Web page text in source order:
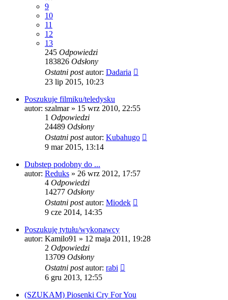
9
10
11
12
13
245 Odpowiedzi
183826 Odsłony
Ostatni postautor: Dadaria
23 lip 2015, 10:23
Poszukuje filmiku/teledysku
autor: szalmar» 15 wrz 2010, 22:55
1 Odpowiedzi
24489 Odsłony
Ostatni postautor: Kubahugo
9 mar 2015, 13:14
Dubstep podobny do ...
autor: Reduks » 26 wrz 2012, 17:57
4 Odpowiedzi
14277 Odsłony
Ostatni postautor: Miodek
9 cze 2014, 14:35
Poszukuję tytułu/wykonawcy
autor: Kamilo91 » 12 maja 2011, 19:28
2 Odpowiedzi
13709 Odsłony
Ostatni postautor: rabi
6 gru 2013, 12:55
(SZUKAM) Piosenki Cry For You